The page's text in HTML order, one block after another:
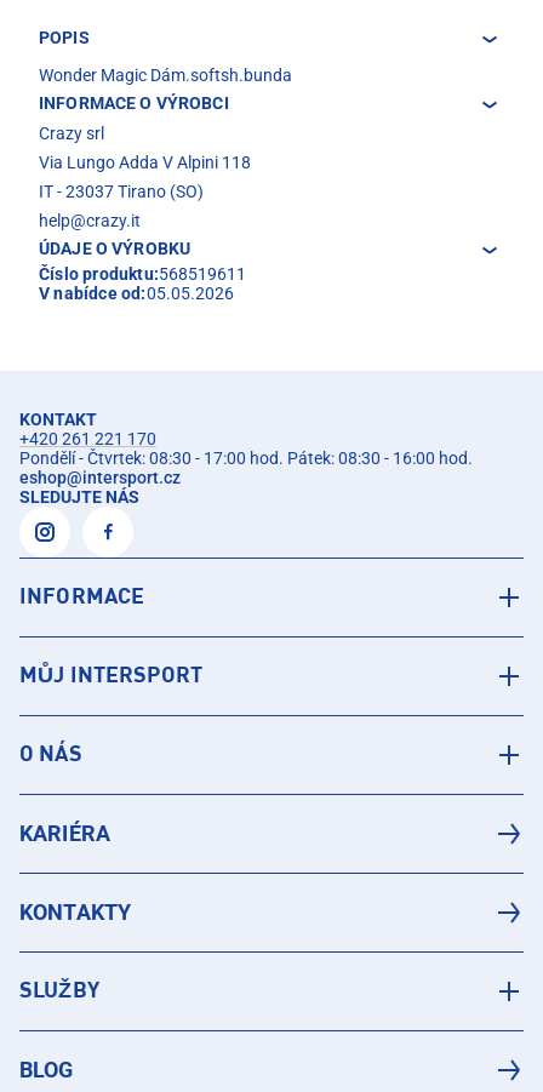
POPIS
Wonder Magic Dám.softsh.bunda
INFORMACE O VÝROBCI
Crazy srl
Via Lungo Adda V Alpini 118
IT - 23037 Tirano (SO)
help@crazy.it
ÚDAJE O VÝROBKU
Číslo produktu:568519611
V nabídce od:05.05.2026
KONTAKT
+420 261 221 170
Pondělí - Čtvrtek: 08:30 - 17:00 hod. Pátek: 08:30 - 16:00 hod.
eshop@intersport.cz
SLEDUJTE NÁS
INFORMACE
MŮJ INTERSPORT
O NÁS
KARIÉRA
KONTAKTY
SLUŽBY
BLOG